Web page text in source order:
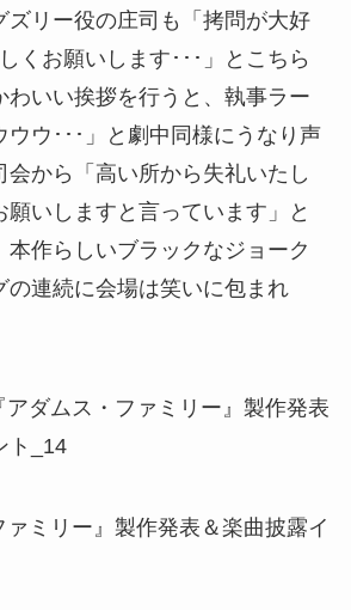
ズリー役の庄司も「拷問が大好
くお願いします･･･」とこちら
わいい挨拶を行うと、執事ラー
ウウ･･･」と劇中同様にうなり声
会から「高い所から失礼いたし
願いしますと言っています」と
本作らしいブラックなジョーク
の連続に会場は笑いに包まれ